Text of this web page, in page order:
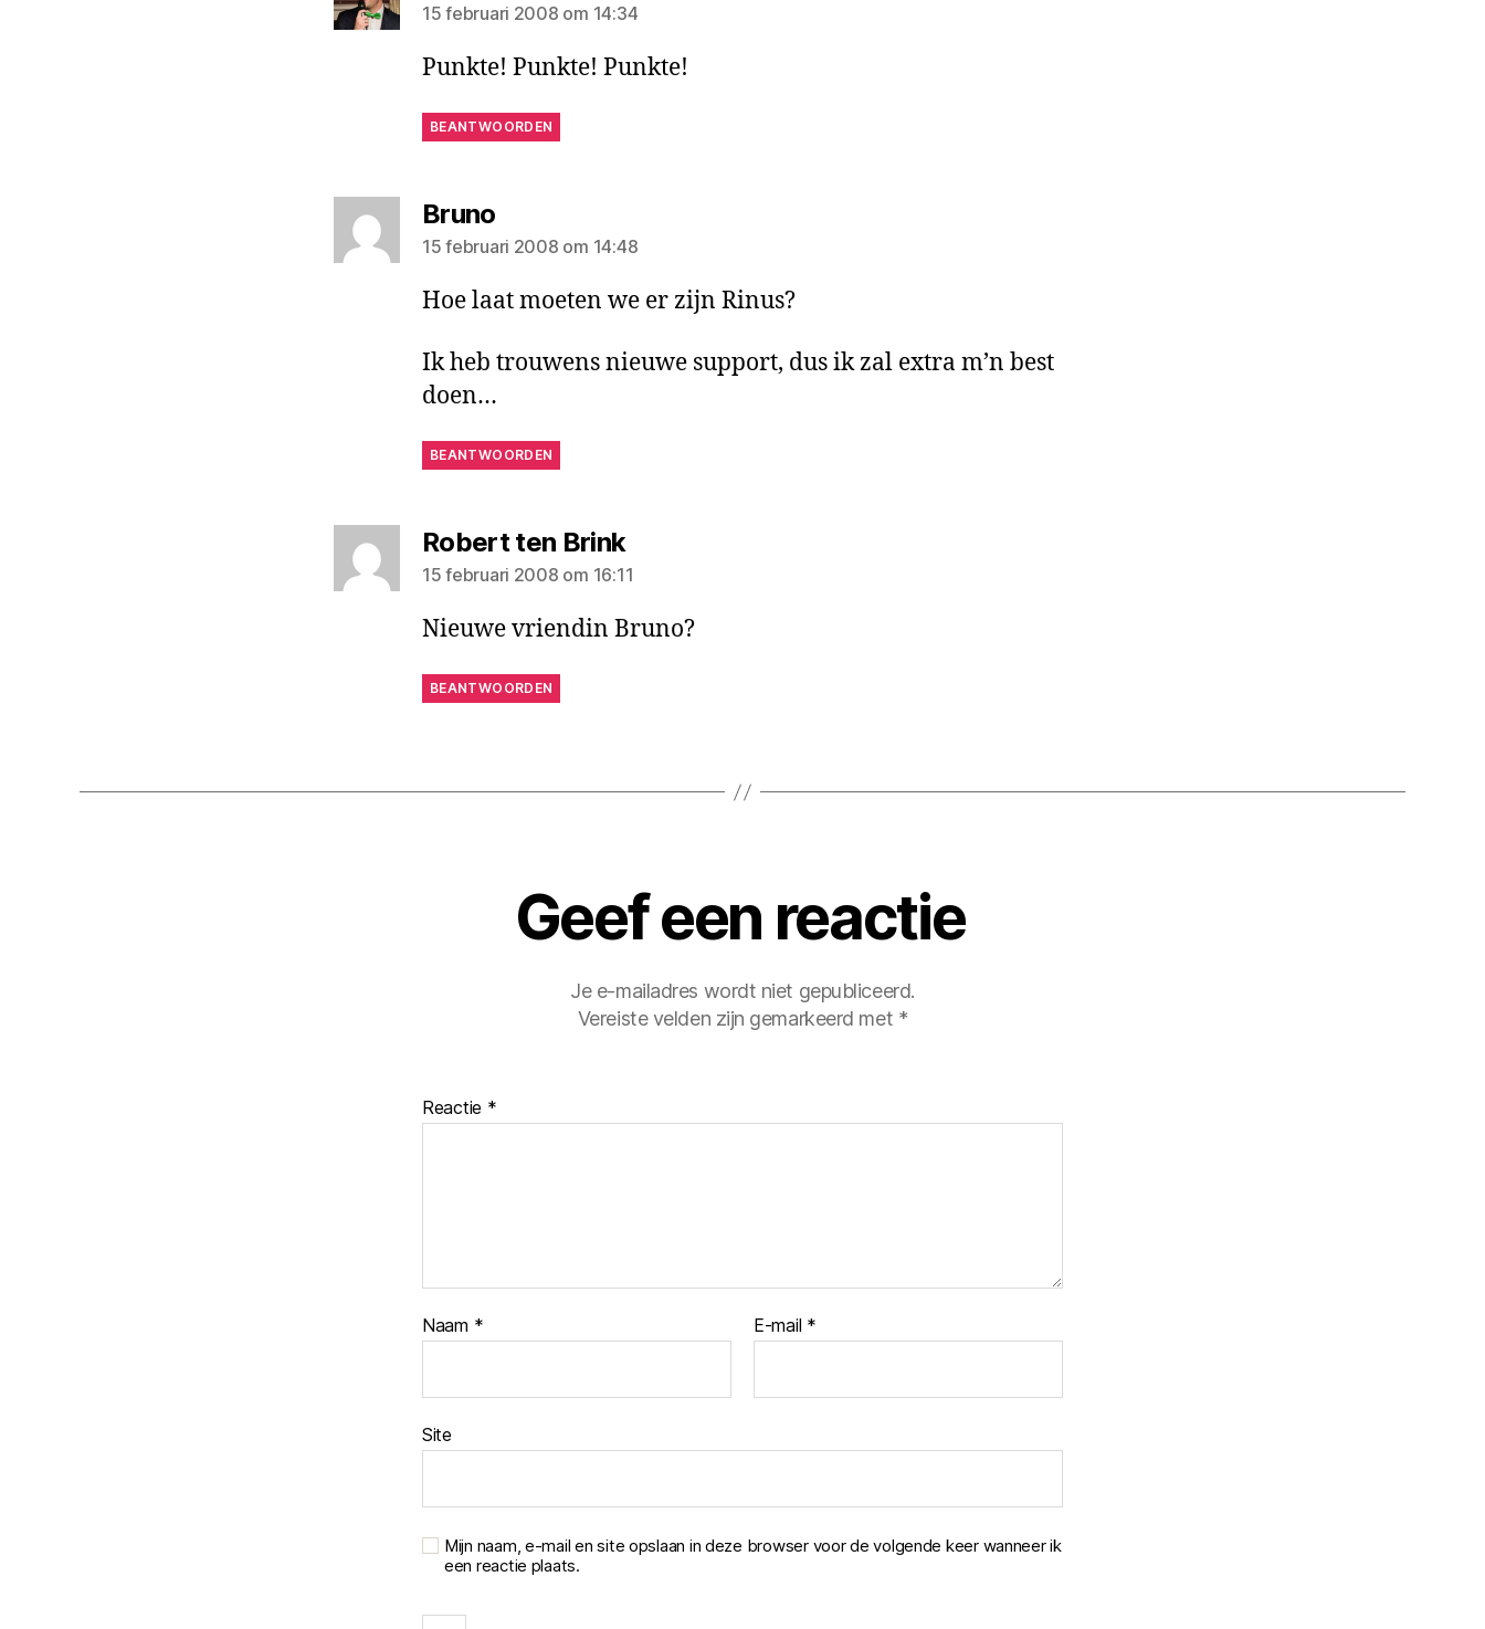
15 februari 2008 om 14:34
Punkte! Punkte! Punkte!
BEANTWOORDEN
Brunozegt:
15 februari 2008 om 14:48
Hoe laat moeten we er zijn Rinus?
Ik heb trouwens nieuwe support, dus ik zal extra m’n best
doen…
BEANTWOORDEN
Robert ten Brinkzegt:
15 februari 2008 om 16:11
Nieuwe vriendin Bruno?
BEANTWOORDEN
Geef een reactie
Je e-mailadres wordt niet gepubliceerd.
Vereiste velden zijn gemarkeerd met *
Reactie *
Naam * E-mail *
Site
Mijn naam, e-mail en site opslaan in deze browser voor de volgende keer wanneer ik
een reactie plaats.